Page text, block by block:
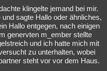
Esoterik Literatur
Gaming Filme
klingelte jemand bei mir.
sagte Hallo oder ähnliches,
Hallo entgegen, nach einigen
genervten m_ember stellte
und ich hatte mich mit
zu unterhalten, wobei
steht vor vor dem Haus.